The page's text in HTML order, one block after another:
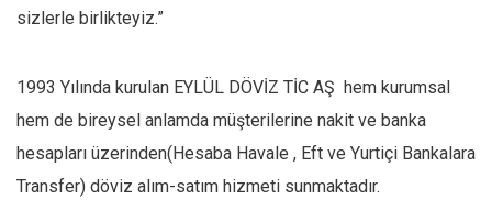
sizlerle birlikteyiz.”
1993 Yılında kurulan EYLÜL DÖVİZ TİC AŞ hem kurumsal
hem de bireysel anlamda müşterilerine nakit ve banka
hesapları üzerinden(Hesaba Havale , Eft ve Yurtiçi Bankalara
Transfer) döviz alım-satım hizmeti sunmaktadır.